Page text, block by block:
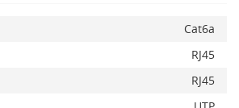
Cat6a
RJ45
RJ45
x